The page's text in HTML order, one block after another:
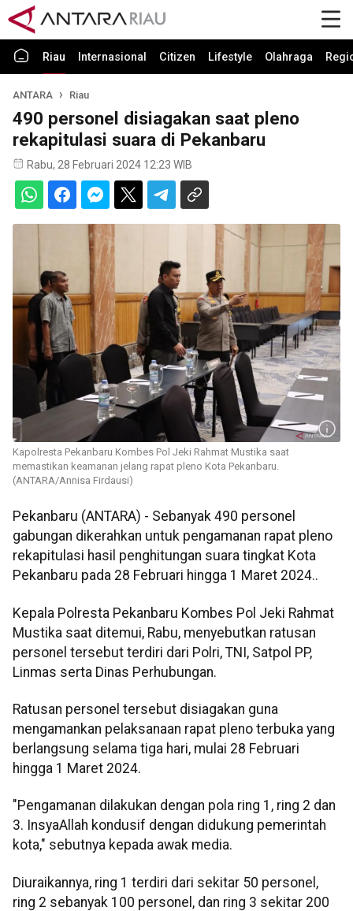
Riau Internasional Citizen Lifestyle Olahraga
ANTARA Riau
490 personel disiagakan saat pleno
rekapitulasi suara di Pekanbaru
Rabu, 28 Februari 2024 12:23 WIB
Kapolresta Pekanbaru Kombes Pol Jeki Rahmat Mustika saat
memastikan keamanan jelang rapat pleno Kota Pekanbaru.
(ANTARA/Annisa Firdausi)
Pekanbaru (ANTARA) - Sebanyak 490 personel
gabungan dikerahkan untuk pengamanan rapat pleno
rekapitulasi hasil penghitungan suara tingkat Kota
Pekanbaru pada 28 Februari hingga 1 Maret 2024..
Kepala Polresta Pekanbaru Kombes Pol Jeki Rahmat
Mustika saat ditemui, Rabu, menyebutkan ratusan
personel tersebut terdiri dari Polri, TNI, Satpol PP,
Linmas serta Dinas Perhubungan.
Ratusan personel tersebut disiagakan guna
mengamankan pelaksanaan rapat pleno terbuka yang
berlangsung selama tiga hari, mulai 28 Februari
hingga 1 Maret 2024.
"Pengamanan dilakukan dengan pola ring 1, ring 2 dan
3. InsyaAllah kondusif dengan didukung pemerintah
kota," sebutnya kepada awak media.
Diuraikannya, ring 1 terdiri dari sekitar 50 personel,
ring 2 sebanyak 100 personel, dan ring 3 sekitar 200